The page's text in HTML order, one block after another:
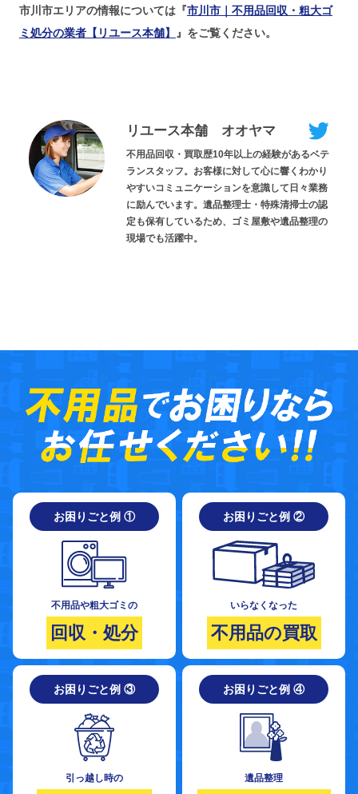
市川市エリアの情報については『市川市｜不用品回収・粗大ゴ
ミ処分の業者【リユース本舗】
』をご覧ください。
リユース本舗 オオヤマ
不用品回収・買取歴10年以上の経験があるベテ
ランスタッフ。お客様に対して心に響くわかり
やすいコミュニケーションを意識して日々業務
に励んでいます。遺品整理士・特殊清掃士の認
定も保有しているため、ゴミ屋敷や遺品整理の
現場でも活躍中。
お困りごと例 ①
不用品や粗大ゴミの
回収・処分
お困りごと例 ②
いらなくなった
不用品の買取
お困りごと例 ③
引っ越し時の
お困りごと例 ④
遺品整理